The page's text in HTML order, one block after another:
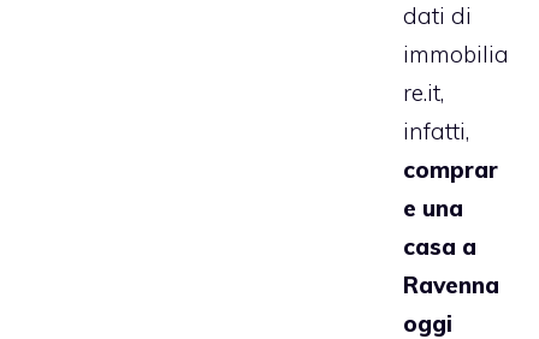
dati di
immobilia
re.it,
infatti,
comprar
e una
casa a
Ravenna
oggi